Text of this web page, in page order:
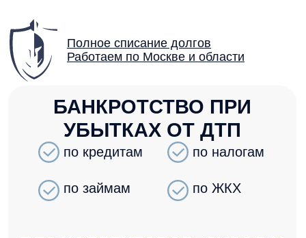
Полное списание долгов
Работаем по Москве и области
УБЫТКАХ ОТ ДТП
БЕЗ КОЛЛЕКТОРОВ, СУДОВ И
по кредитам по налогам
по займам по ЖКХ